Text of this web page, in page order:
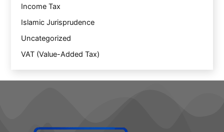
Income Tax
Islamic Jurisprudence
Uncategorized
VAT (Value-Added Tax)